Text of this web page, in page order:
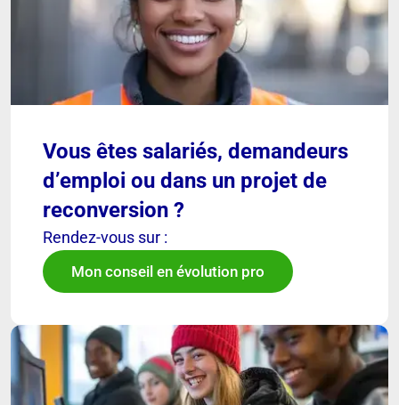
Vous êtes salariés, demandeurs
d’emploi ou dans un projet de
reconversion ?
Rendez-vous sur :
Mon conseil en évolution pro